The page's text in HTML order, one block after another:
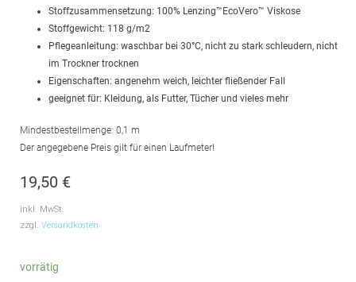
Stoffzusammensetzung: 100% Lenzing™️EcoVero™️ Viskose
Stoffgewicht: 118 g/m2
Pflegeanleitung: waschbar bei 30°C, nicht zu stark schleudern, nicht
im Trockner trocknen
Eigenschaften: angenehm weich, leichter fließender Fall
geeignet für: Kleidung, als Futter, Tücher und vieles mehr
Mindestbestellmenge: 0,1 m
Der angegebene Preis gilt für einen Laufmeter!
19,50 €
inkl. MwSt.
zzgl. Versandkosten
vorrätig
EcoVero™️